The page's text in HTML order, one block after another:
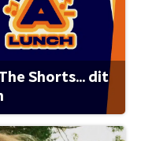
Shorts... dit